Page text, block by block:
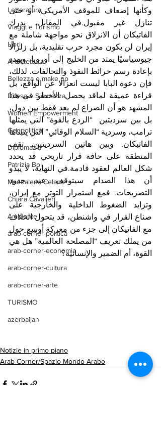
Letteratura
Viaggi e Turismo
Libri
Architettura
Bellezza e make up
Difesa e Sicurezza
Women Empowerment
Geopolitica
Diplomazia
Patrizia Boi
Maddalena Celano
Chiara Cavalieri
Ambiente
arab-corner-politica
arab-corner-economia
arab-corner-cultura
arab-corner-arte
TURISMO
azerbaijan
وكأنها إضعاف للموقف الأمريكي، أو حتى
تنازل غير مقبول.في المقابل، يدرك
إيران لن يكون مجرد حرب تقليدية، بل زلزالًا
جيوسياسيًا يمتد من الخليج إلى أوروبا، ويهدد
فإن دعوة البابا ليست انعزالًا عن الواقع، بل
قراءة عميقة لماقد يحصل .الأخطر في هذا
ترامب، وسردية “السلام الوقائي” التي يتبناها
الفاتيكان. وبين هاتين السرديتين، تقف
شكل العالم لعقود قادمة.في النهاية، لا يبدو
أن هذا الصدام سيتوقف عند حدود
صناع القرار في واشنطن، قد يتحول الخلاف
القوة، أم الضمير والإنسانية؟
Notizie in primo piano
Arab Corner/Spazio Mondo Arabo